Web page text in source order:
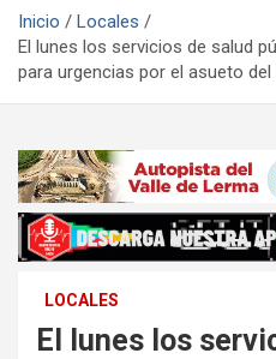
Inicio
Locales
El lunes los servicios de salud
para urgencias por el asueto del
LOCALES
El lunes los